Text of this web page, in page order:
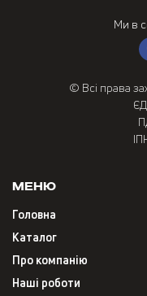
Ми в
© Всі права
Меню
Головна
Каталог
Про компанію
Наші роботи